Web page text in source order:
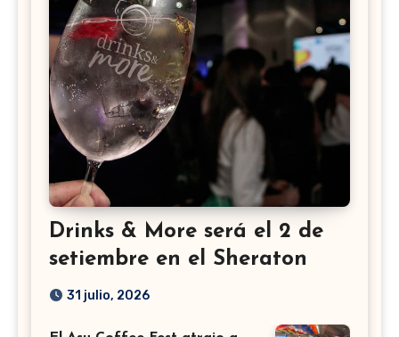
Drinks & More será el 2 de
setiembre en el Sheraton
31 julio, 2026